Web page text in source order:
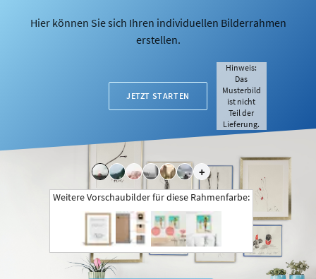
Hier können Sie sich Ihren individuellen Bilderrahmen
erstellen.
JETZT STARTEN
+
Hinweis:
Das
Musterbild
ist nicht
Teil der
Lieferung.
Weitere Vorschaubilder für diese Rahmenfarbe: